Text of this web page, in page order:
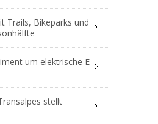
Trails, Bikeparks und
um elektrische E-
stellt